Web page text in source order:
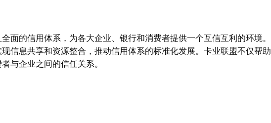
面的信用体系，为各大企业、银行和消费者提供一个互信互利的环境。
信息共享和资源整合，推动信用体系的标准化发展。卡业联盟不仅帮助
与企业之间的信任关系。